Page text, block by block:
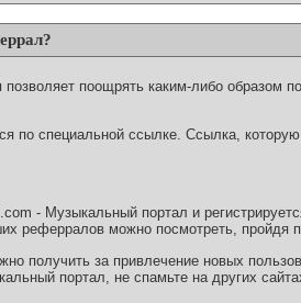
позволяет поощрять каким-либо образом
по специальной ссылке. Ссылка,
- Музыкальный портал и
реферралов можно посмотреть, пройдя
получить за привлечение новых
портал, не спамьте на других